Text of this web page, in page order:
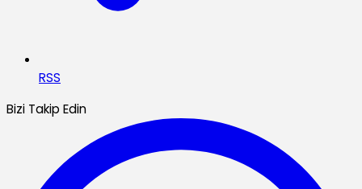
RSS
Bizi Takip Edin